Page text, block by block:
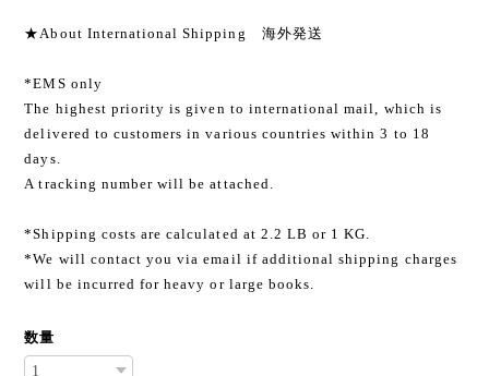
★About International Shipping 海外発送
*EMS only
The highest priority is given to international mail, which is
delivered to customers in various countries within 3 to 18
days.
A tracking number will be attached.
*Shipping costs are calculated at 2.2 LB or 1 KG.
*We will contact you via email if additional shipping charges
will be incurred for heavy or large books.
数量